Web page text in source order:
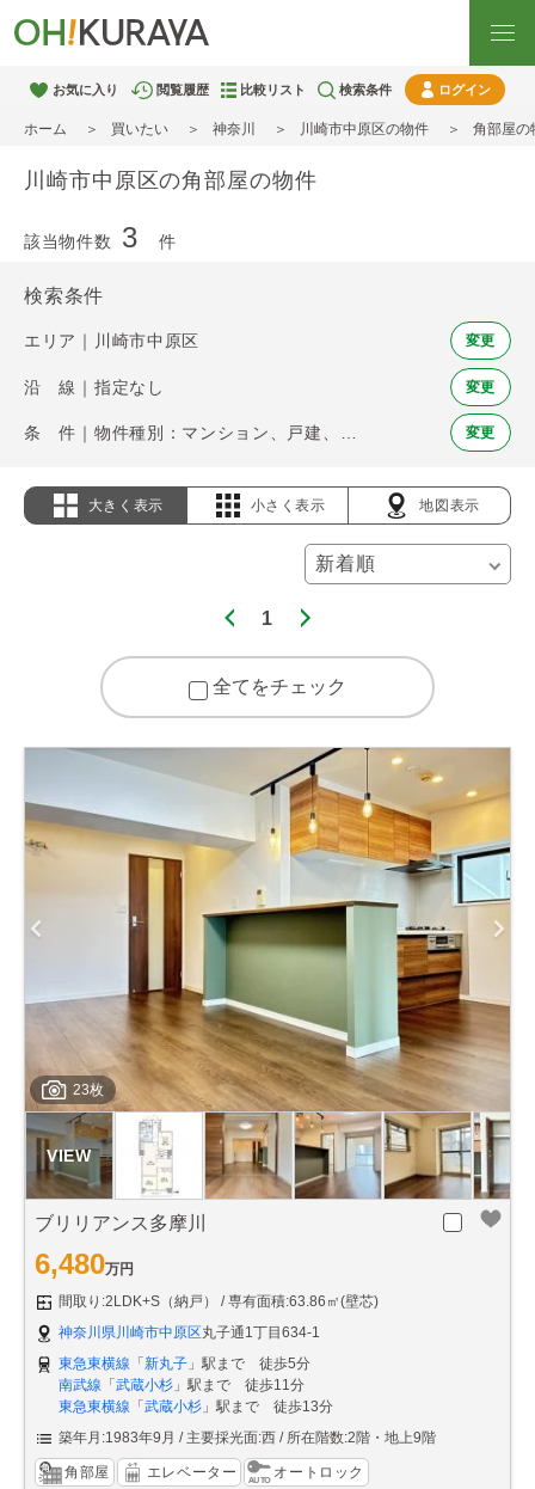
お気に入り 閲覧履歴 比較リスト 検索条件 ログイン
ホーム 買いたい 神奈川 川崎市中原区の物件 角部屋の
川崎市中原区の角部屋の物件
該当物件数 3 件
検索条件
エリア｜川崎市中原区 変更
沿 線｜指定なし 変更
変更
大きく表示 小さく表示 地図表示
1
全てをチェック
23枚
ブリリアンス多摩川
6,480万円
間取り:2LDK+S（納戸）
専有面積:63.86㎡(壁芯)
神奈川県川崎市中原区丸子通1丁目634-1
東急東横線 「 新丸子 」駅まで 徒歩5分
南武線 「 武蔵小杉 」駅まで 徒歩11分
東急東横線 「 武蔵小杉 」駅まで 徒歩13分
築年月:1983年9月
主要採光面:西 所在階数:2階・地上9階
角部屋 エレベーター
オートロック